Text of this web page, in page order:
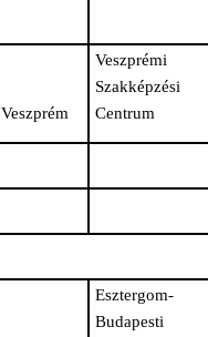
Veszprém
Veszprémi
Szakképzési
Centrum
Esztergom-
Budapesti